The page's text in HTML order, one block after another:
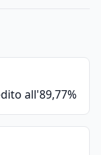
all'89,77%